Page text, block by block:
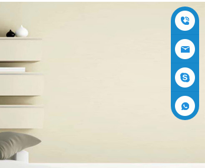
+86-05
91-2353
3555
siboly@s
iboly.co
evaporat
er
5951777